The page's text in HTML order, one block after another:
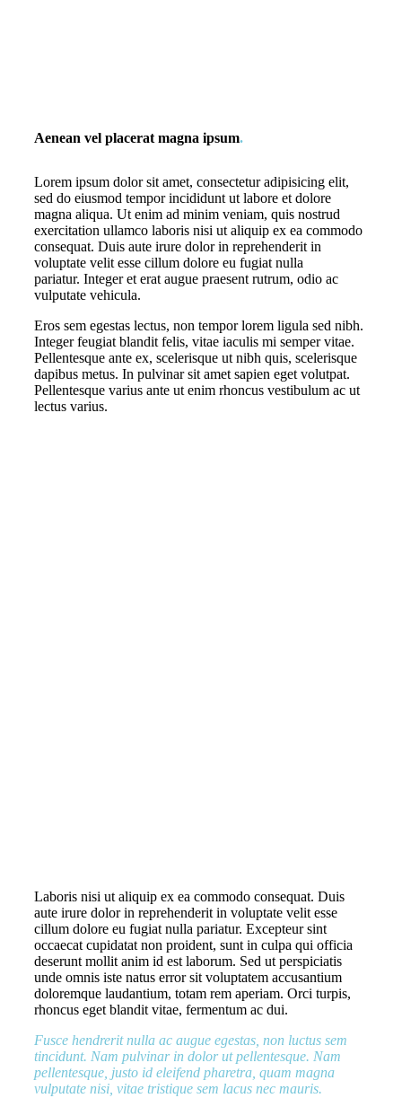
Aenean vel placerat magna ipsum.
Lorem ipsum dolor sit amet, consectetur adipisicing elit,
sed do eiusmod tempor incididunt ut labore et dolore
magna aliqua. Ut enim ad minim veniam, quis nostrud
exercitation ullamco laboris nisi ut aliquip ex ea commodo
consequat. Duis aute irure dolor in reprehenderit in
voluptate velit esse cillum dolore eu fugiat nulla
pariatur. Integer et erat augue praesent rutrum, odio ac
vulputate vehicula.
Eros sem egestas lectus, non tempor lorem ligula sed nibh.
Integer feugiat blandit felis, vitae iaculis mi semper vitae.
Pellentesque ante ex, scelerisque ut nibh quis, scelerisque
dapibus metus. In pulvinar sit amet sapien eget volutpat.
Pellentesque varius ante ut enim rhoncus vestibulum ac ut
lectus varius.
Laboris nisi ut aliquip ex ea commodo consequat. Duis
aute irure dolor in reprehenderit in voluptate velit esse
cillum dolore eu fugiat nulla pariatur. Excepteur sint
occaecat cupidatat non proident, sunt in culpa qui officia
deserunt mollit anim id est laborum. Sed ut perspiciatis
unde omnis iste natus error sit voluptatem accusantium
doloremque laudantium, totam rem aperiam. Orci turpis,
rhoncus eget blandit vitae, fermentum ac dui.
Fusce hendrerit nulla ac augue egestas, non luctus sem
tincidunt. Nam pulvinar in dolor ut pellentesque. Nam
pellentesque, justo id eleifend pharetra, quam magna
vulputate nisi, vitae tristique sem lacus nec mauris.